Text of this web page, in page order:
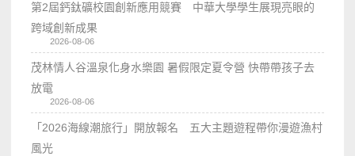
第2屆鈣鈦礦校園創新應用競賽 中華大學學生展現亮眼的
跨域創新成果
2026-08-06
茂林情人谷溫泉化身水樂園 暑假限定夏令營 快帶帶孩子去
放電
2026-08-06
「2026海線潮旅行」開放報名 五大主題遊程帶你漫遊漁村
風光